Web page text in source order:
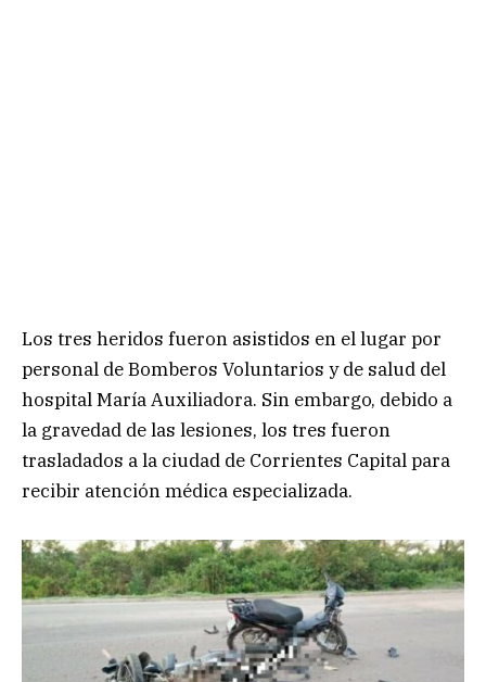
Los tres heridos fueron asistidos en el lugar por
personal de Bomberos Voluntarios y de salud del
hospital María Auxiliadora. Sin embargo, debido a
la gravedad de las lesiones, los tres fueron
trasladados a la ciudad de Corrientes Capital para
recibir atención médica especializada.